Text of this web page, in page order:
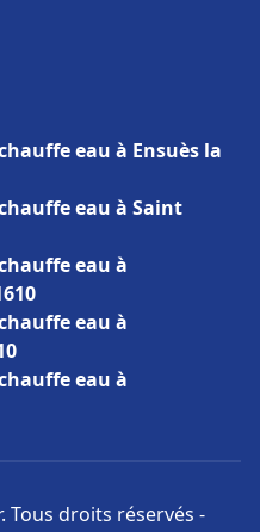
eau à Ensuès la
eau à Saint
eau à
eau à
eau à
Tous droits réservés -